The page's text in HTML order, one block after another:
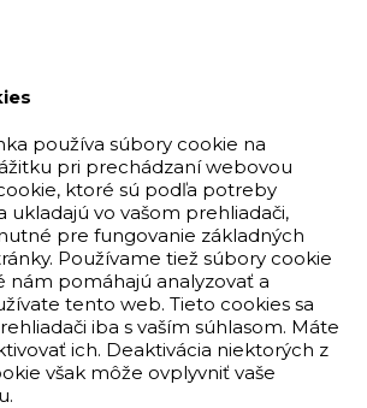
používa súbory cookie na
pri prechádzaní webovou
ktoré sú podľa potreby
ukladajú vo vašom prehliadači,
pre fungovanie základných
Používame tiež súbory cookie
nám pomáhajú analyzovať a
tento web. Tieto cookies sa
iba s vaším súhlasom. Máte
ich. Deaktivácia niektorých z
však môže ovplyvniť vaše